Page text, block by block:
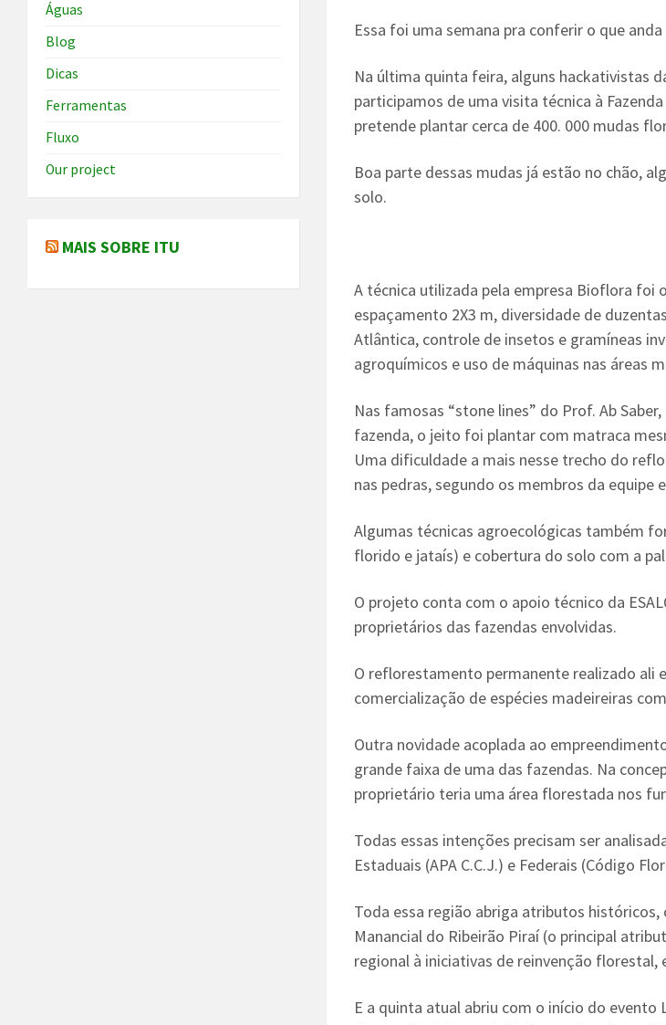
Essa foi uma semana pra conferir o que
Na última quinta feira, alguns hackativistas
participamos de uma visita técnica à
pretende plantar cerca de 400. 000 mudas
Boa parte dessas mudas já estão no chão,
solo.
A técnica utilizada pela empresa Bioflora foi
espaçamento 2X3 m, diversidade de
Atlântica, controle de insetos e gramíneas
agroquímicos e uso de máquinas nas áreas
Nas famosas “stone lines” do Prof. Ab
fazenda, o jeito foi plantar com matraca
Uma dificuldade a mais nesse trecho do
nas pedras, segundo os membros da equipe
Algumas técnicas agroecológicas também
florido e jataís) e cobertura do solo com a
O projeto conta com o apoio técnico da
proprietários das fazendas envolvidas.
O reflorestamento permanente realizado ali
comercialização de espécies madeireiras
Outra novidade acoplada ao
grande faixa de uma das fazendas. Na
proprietário teria uma área florestada nos
Todas essas intenções precisam ser
Estaduais (APA C.C.J.) e Federais (Código
Toda essa região abriga atributos históricos,
Manancial do Ribeirão Piraí (o principal
regional à iniciativas de reinvenção
E a quinta atual abriu com o início do evento
Águas
Blog
Dicas
Ferramentas
Fluxo
Our project
MAIS SOBRE ITU